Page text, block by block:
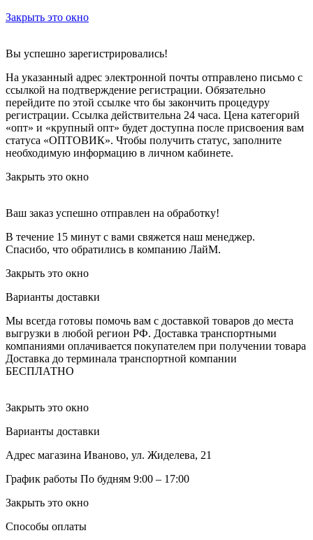
Закрыть это окно
Вы успешно зарегистрировались!
На указанный адрес электронной почты отправлено письмо с
ссылкой на подтверждение регистрации. Обязательно
перейдите по этой ссылке что бы закончить процедуру
регистрации. Ссылка действительна 24 часа. Цена категорий
«опт» и «крупный опт» будет доступна после присвоения вам
статуса «ОПТОВИК». Чтобы получить статус, заполните
необходимую информацию в личном кабинете.
Закрыть это окно
Ваш заказ успешно отправлен на обработку!
В течение 15 минут с вами свяжется наш менеджер.
Спасибо, что обратились в компанию ЛайМ.
Закрыть это окно
Варианты доставки
Мы всегда готовы помочь вам с доставкой товаров до места
выгрузки в любой регион РФ. Доставка транспортными
компаниями оплачивается покупателем при получении товара
Доставка до терминала транспортной компании
БЕСПЛАТНО
Закрыть это окно
Варианты доставки
Адрес магазина Иваново, ул. Жиделева, 21
График работы По будням 9:00 – 17:00
Закрыть это окно
Способы оплаты